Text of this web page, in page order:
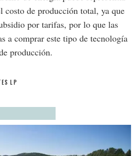
costo de producción total, ya que
por tarifas, por lo que las
a comprar este tipo de tecnología
producción.
LP